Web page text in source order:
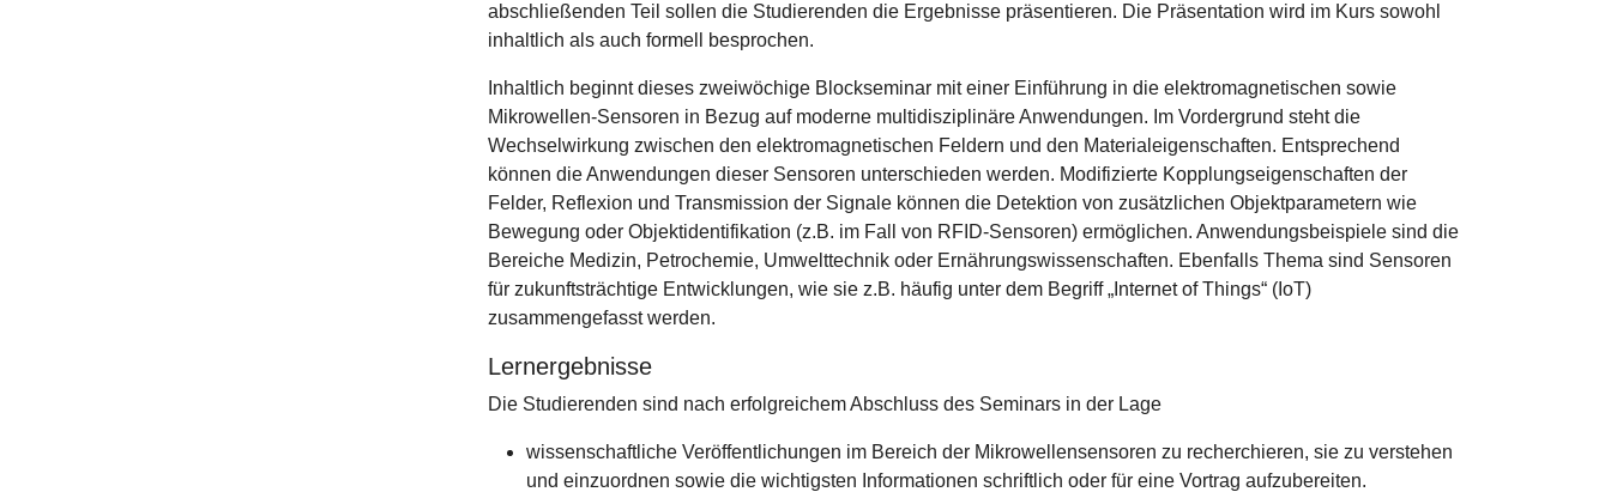
abschließenden Teil sollen die Studierenden die Ergebnisse präsentieren. Die Präsentation wird im Kurs sowohl
inhaltlich als auch formell besprochen.
Inhaltlich beginnt dieses zweiwöchige Blockseminar mit einer Einführung in die elektromagnetischen sowie
Mikrowellen-Sensoren in Bezug auf moderne multidisziplinäre Anwendungen. Im Vordergrund steht die
Wechselwirkung zwischen den elektromagnetischen Feldern und den Materialeigenschaften. Entsprechend
können die Anwendungen dieser Sensoren unterschieden werden. Modifizierte Kopplungseigenschaften der
Felder, Reflexion und Transmission der Signale können die Detektion von zusätzlichen Objektparametern wie
Bewegung oder Objektidentifikation (z.B. im Fall von RFID-Sensoren) ermöglichen. Anwendungsbeispiele sind die
Bereiche Medizin, Petrochemie, Umwelttechnik oder Ernährungswissenschaften. Ebenfalls Thema sind Sensoren
für zukunftsträchtige Entwicklungen, wie sie z.B. häufig unter dem Begriff „Internet of Things“ (IoT)
zusammengefasst werden.
Lernergebnisse
Die Studierenden sind nach erfolgreichem Abschluss des Seminars in der Lage
wissenschaftliche Veröffentlichungen im Bereich der Mikrowellensensoren zu recherchieren, sie zu verstehen
und einzuordnen sowie die wichtigsten Informationen schriftlich oder für eine Vortrag aufzubereiten.